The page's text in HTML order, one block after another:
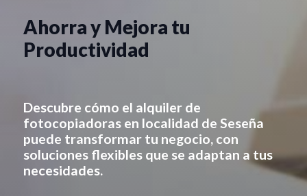
Ahorra y Mejora tu
Productividad
Descubre cómo el alquiler de
fotocopiadoras en localidad de Seseña
puede transformar tu negocio, con
soluciones flexibles que se adaptan a tus
necesidades.